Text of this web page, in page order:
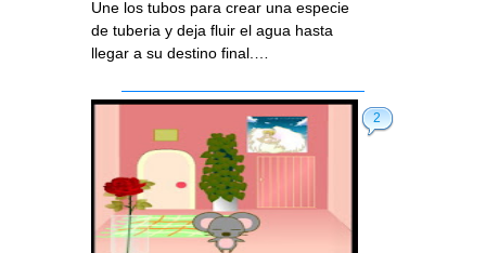
Une los tubos para crear una especie
de tuberia y deja fluir el agua hasta
llegar a su destino final.…
2